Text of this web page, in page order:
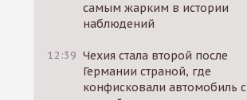
самым жарким в истории
наблюдений
12:39 Чехия стала второй после
Германии страной, где
конфисковали автомобиль с